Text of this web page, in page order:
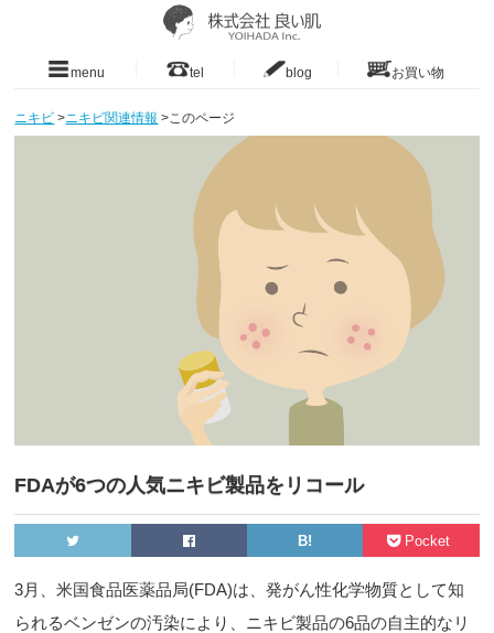
menu tel blog お買い物
ニキビ >ニキビ関連情報 >このページ
FDAが6つの人気ニキビ製品をリコール
B! Pocket
3月、米国食品医薬品局(FDA)は、発がん性化学物質として知
られるベンゼンの汚染により、ニキビ製品の6品の自主的なリ